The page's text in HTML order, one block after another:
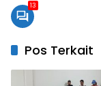
13
Pos Terkait